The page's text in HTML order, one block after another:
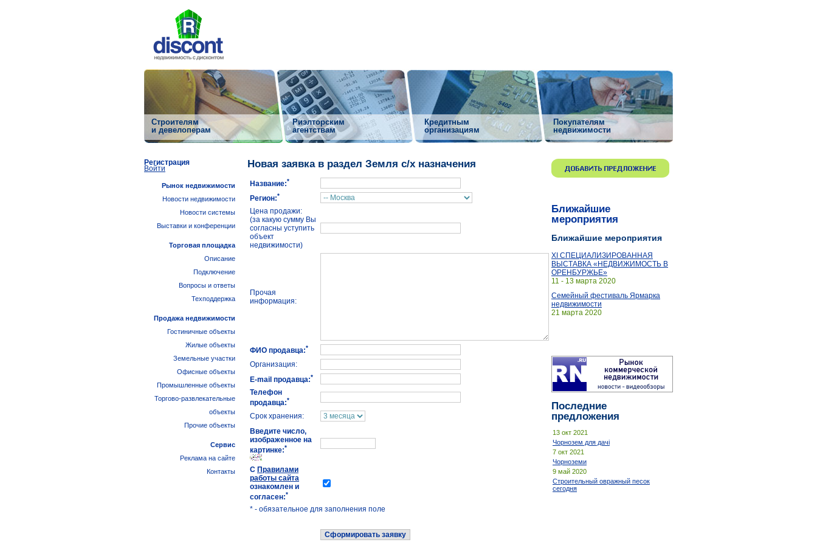
Строителям
и девелоперам
Риэлторским
агентствам
Кредитным
организациям
Покупателям
недвижимости
Новая заявка в раздел Земля с/х назначения
Название:*
Регион:*
Цена продажи:
(за какую сумму Вы
согласны уступить
объект
недвижимости)
Прочая
информация:
ФИО продавца:*
Организация:
E-mail продавца:*
Телефон
продавца:*
Срок хранения:
Введите число,
изображенное на
картинке:*
С Правилами
работы сайта
ознакомлен и
согласен:*
* - обязательное для заполнения поле
Ближайшие
мероприятия
Ближайшие мероприятия
ХI СПЕЦИАЛИЗИРОВАННАЯ
ВЫСТАВКА «НЕДВИЖИМОСТЬ В
ОРЕНБУРЖЬЕ»
11 - 13 марта 2020
Семейный фестиваль Ярмарка
недвижимости
21 марта 2020
Последние
предложения
13 окт 2021
Чорнозем для дачі
7 окт 2021
Чорноземи
9 май 2020
Строительный овражный песок
сегодня
Регистрация
Войти
Рынок недвижимости
Новости недвижимости
Новости системы
Выставки и конференции
Торговая площадка
Описание
Подключение
Вопросы и ответы
Техподдержка
Продажа недвижимости
Гостиничные объекты
Жилые объекты
Земельные участки
Офисные объекты
Промышленные объекты
Торгово-развлекательные
объекты
Прочие объекты
Сервис
Реклама на сайте
Контакты